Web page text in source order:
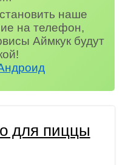
наше
на телефон,
Аймкук будут
для пиццы